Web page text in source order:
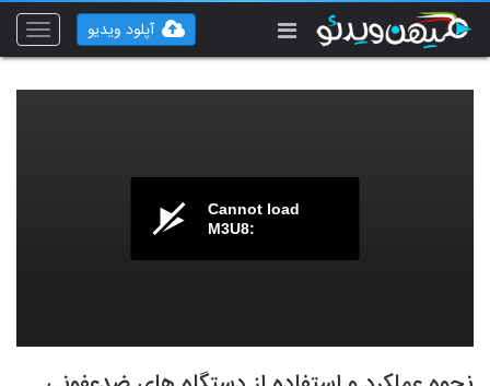
Toggle
آپلود ویدیو
Cannot load
M3U8: